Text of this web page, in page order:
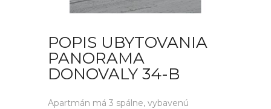
POPIS UBYTOVANIA
PANORAMA
DONOVALY 34-B
Apartmán má 3 spálne, vybavenú